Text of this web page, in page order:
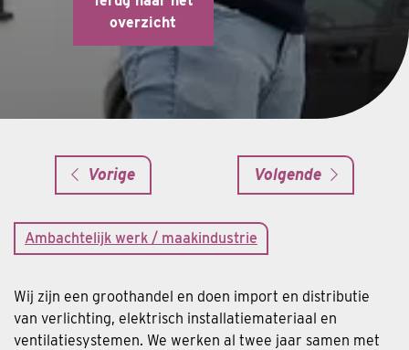
overzicht
Vorige Volgende
Ambachtelijk werk / maakindustrie
Wij zijn een groothandel en doen import en distributie
van verlichting, elektrisch installatiemateriaal en
ventilatiesystemen. We werken al twee jaar samen met